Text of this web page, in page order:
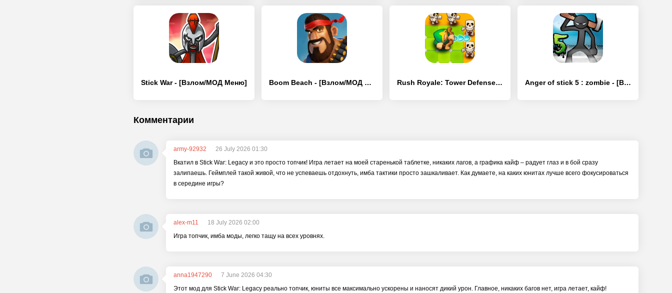
Stick War - [Взлом/МОД Меню] Boom Beach - [Взлом/МОД Unlocked] Rush Royale: Tower Defense TD - [Взлом/МОД Unlocked] Anger of stick 5 : zombie - [Взлом/МОД Все открыто]
Комментарии
army-92932
26 July 2026 01:30
Вкатил в Stick War: Legacy и это просто топчик! Игра летает на моей старенькой таблетке, никаких лагов, а графика кайф – радует глаз и в бой сразу
залипаешь. Геймплей такой живой, что не успеваешь отдохнуть, имба тактики просто зашкаливает. Как думаете, на каких юнитах лучше всего фокусироваться
в середине игры?
alex-m11
18 July 2026 02:00
Игра топчик, имба моды, легко тащу на всех уровнях.
anna1947290
7 June 2026 04:30
Этот мод для Stick War: Legacy реально топчик, юниты все максимально ускорены и наносят дикий урон. Главное, никаких багов нет, игра летает, кайф!